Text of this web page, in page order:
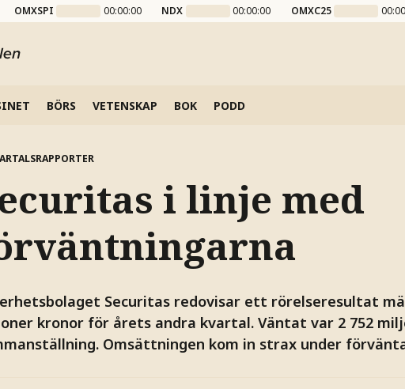
OMXSPI 00:00:00 NDX 00:00:00 OMXC25
BÖRS VETENSKAP BOK PODD
i linje med
Securitas redovisar ett rörelseresultat
kronor för årets andra kvartal. Väntat var 2 752
Omsättningen kom in strax under